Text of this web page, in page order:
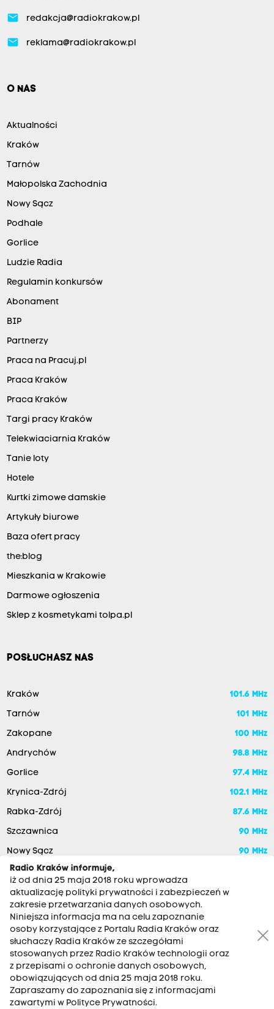
email redakcja@radiokrakow.pl
email reklama@radiokrakow.pl
O NAS
Aktualności
Kraków
Tarnów
Małopolska Zachodnia
Nowy Sącz
Podhale
Gorlice
Ludzie Radia
Regulamin konkursów
Abonament
BIP
Partnerzy
Praca na Pracuj.pl
Praca Kraków
Praca Kraków
Targi pracy Kraków
Telekwiaciarnia Kraków
Tanie loty
Hotele
Kurtki zimowe damskie
Artykuły biurowe
Baza ofert pracy
the:blog
Mieszkania w Krakowie
Darmowe ogłoszenia
Sklep z kosmetykami tolpa.pl
POSŁUCHASZ NAS
Kraków 101.6 MHz
Tarnów 101 MHz
Zakopane 100 MHz
Andrychów 98.8 MHz
Gorlice 97.4 MHz
Krynica-Zdrój 102.1 MHz
Rabka-Zdrój 87.6 MHz
Szczawnica 90 MHz
Nowy Sącz 90 MHz
RADIO KRAKÓW SA. Aleja Juliusza Słowackiego 22, 30-007
Kraków
Antena: 12 200 33 33
Radio Kraków informuje,
iż od dnia 25 maja 2018 roku wprowadza
aktualizację polityki prywatności i zabezpieczeń w
zakresie przetwarzania danych osobowych.
Niniejsza informacja ma na celu zapoznanie
osoby korzystające z Portalu Radia Kraków oraz
słuchaczy Radia Kraków ze szczegółami
stosowanych przez Radio Kraków technologii oraz
z przepisami o ochronie danych osobowych,
obowiązujących od dnia 25 maja 2018 roku.
Zapraszamy do zapoznania się z informacjami
zawartymi w Polityce Prywatności.